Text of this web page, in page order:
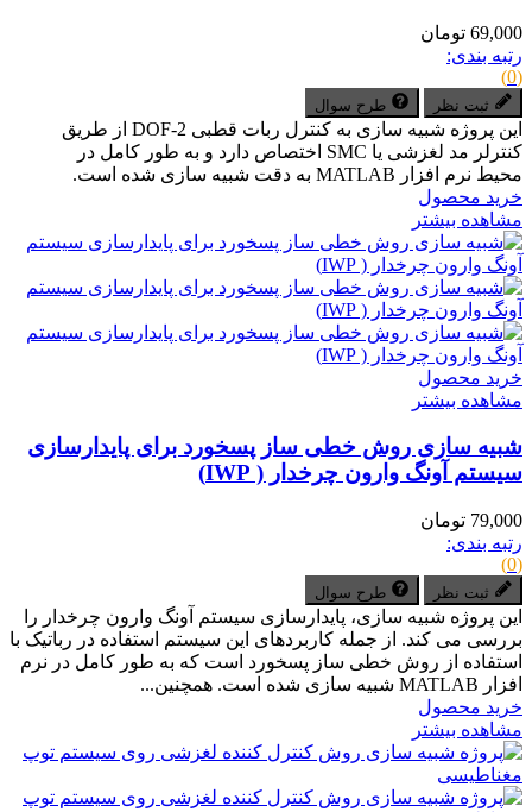
69,000 تومان
رتبه بندی:
(0)
ثبت نظر طرح سوال
این پروژه شبیه­ سازی به کنترل ربات قطبی DOF-2 از طریق
کنترلر مد لغزشی یا SMC اختصاص دارد و به طور کامل در
محیط نرم افزار MATLAB به دقت شبیه سازی شده است.
خرید محصول
مشاهده بیشتر
خرید محصول
مشاهده بیشتر
شبیه سازی روش خطی ساز پسخورد برای پایدارسازی
سیستم آونگ وارون چرخدار ( IWP)
79,000 تومان
رتبه بندی:
(0)
ثبت نظر طرح سوال
این پروژه شبیه سازی، پایدارسازی سیستم آونگ وارون چرخدار را
بررسی می کند. از جمله کاربردهای این سیستم استفاده در رباتیک با
استفاده از روش خطی ساز پسخورد است که به طور کامل در نرم
افزار MATLAB شبیه سازی شده است. همچنین...
خرید محصول
مشاهده بیشتر